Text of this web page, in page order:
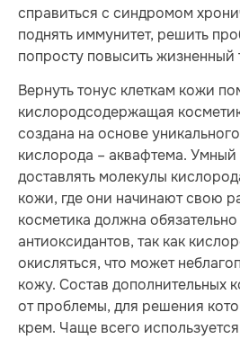
справиться с синдромом
поднять иммунитет, решить
попросту повысить жизненный
Вернуть тонус клеткам кожи
кислородсодержащая
создана на основе
кислорода – аквафтема. Умный
доставлять молекулы
кожи, где они начинают свою
косметика должна
антиоксидантов, так как
окисляться, что может
кожу. Состав дополнительных
от проблемы, для решения
крем. Чаще всего